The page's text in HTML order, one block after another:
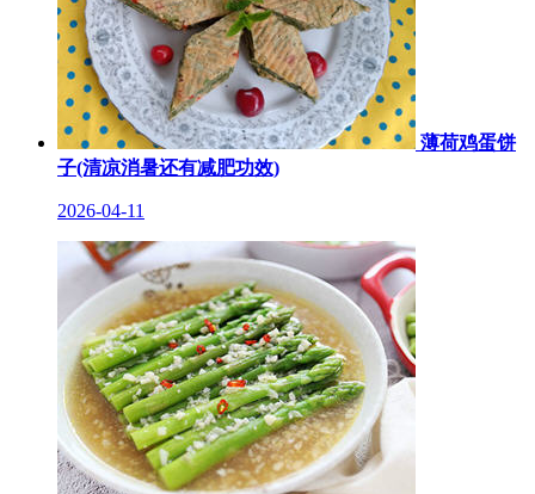
薄荷鸡蛋饼
子(清凉消暑还有减肥功效)
2026-04-11